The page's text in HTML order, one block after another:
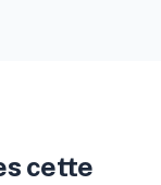
cette